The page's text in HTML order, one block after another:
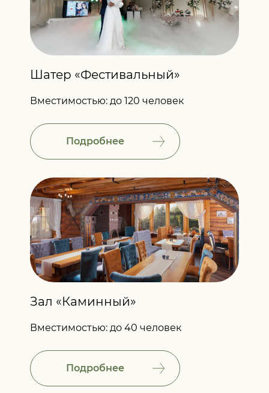
Шатер «Фестивальный»
Вместимостью: до 120 человек
Подробнее
Зал «Каминный»
Вместимостью: до 40 человек
Подробнее